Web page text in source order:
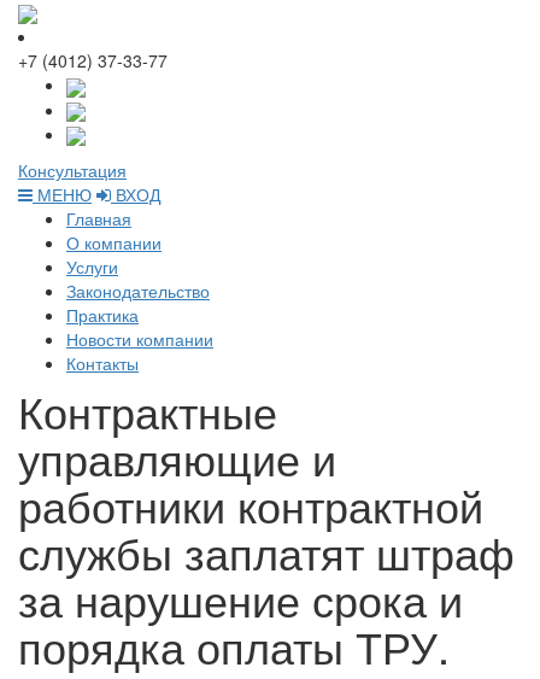
+7 (4012) 37-33-77
Консультация
МЕНЮ
ВХОД
Главная
О компании
Услуги
Законодательство
Практика
Новости компании
Контакты
Контрактные
управляющие и
работники контрактной
службы заплатят штраф
за нарушение срока и
порядка оплаты ТРУ.